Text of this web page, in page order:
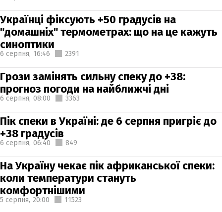
Українці фіксують +50 градусів на
"домашніх" термометрах: що на це кажуть
синоптики
6 серпня, 16:46 2391
Грози замінять сильну спеку до +38:
прогноз погоди на найближчі дні
6 серпня, 08:00 3363
Пік спеки в Україні: де 6 серпня пригріє до
+38 градусів
6 серпня, 06:40 849
На Україну чекає пік африканської спеки:
коли температури стануть
комфортнішими
5 серпня, 20:00 11523